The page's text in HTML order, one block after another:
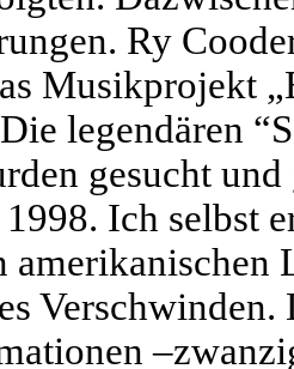
Ry
Musikprojekt
legendären
gesucht
1998. Ich selbst
amerikanischen